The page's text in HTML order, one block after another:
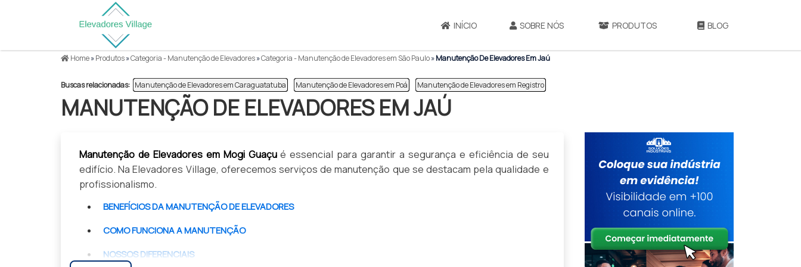
INÍCIO SOBRE NÓS PRODUTOS BLOG
Home»Produtos»Categoria - Manutenção de Elevadores»Categoria - Manutenção de Elevadores em São Paulo»Manutenção De Elevadores Em Jaú
Buscas relacionadas: Manutenção de Elevadores em Caraguatatuba Manutenção de Elevadores em Poá Manutenção de Elevadores em Registro
MANUTENÇÃO DE ELEVADORES EM JAÚ
Manutenção de Elevadores em Mogi Guaçué essencial para garantir a segurança e eficiência de seu
edifício. Na Elevadores Village, oferecemos serviços de manutenção que se destacam pela qualidade e
profissionalismo.
BENEFÍCIOS DA MANUTENÇÃO DE ELEVADORES
COMO FUNCIONA A MANUTENÇÃO
NOSSOS DIFERENCIAIS